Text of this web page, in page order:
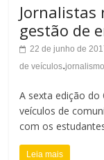
Jornalistas
gestão de
22 de junho de
de veículos.jornalismo
A sexta edição do
veículos de
com os
Leia mais